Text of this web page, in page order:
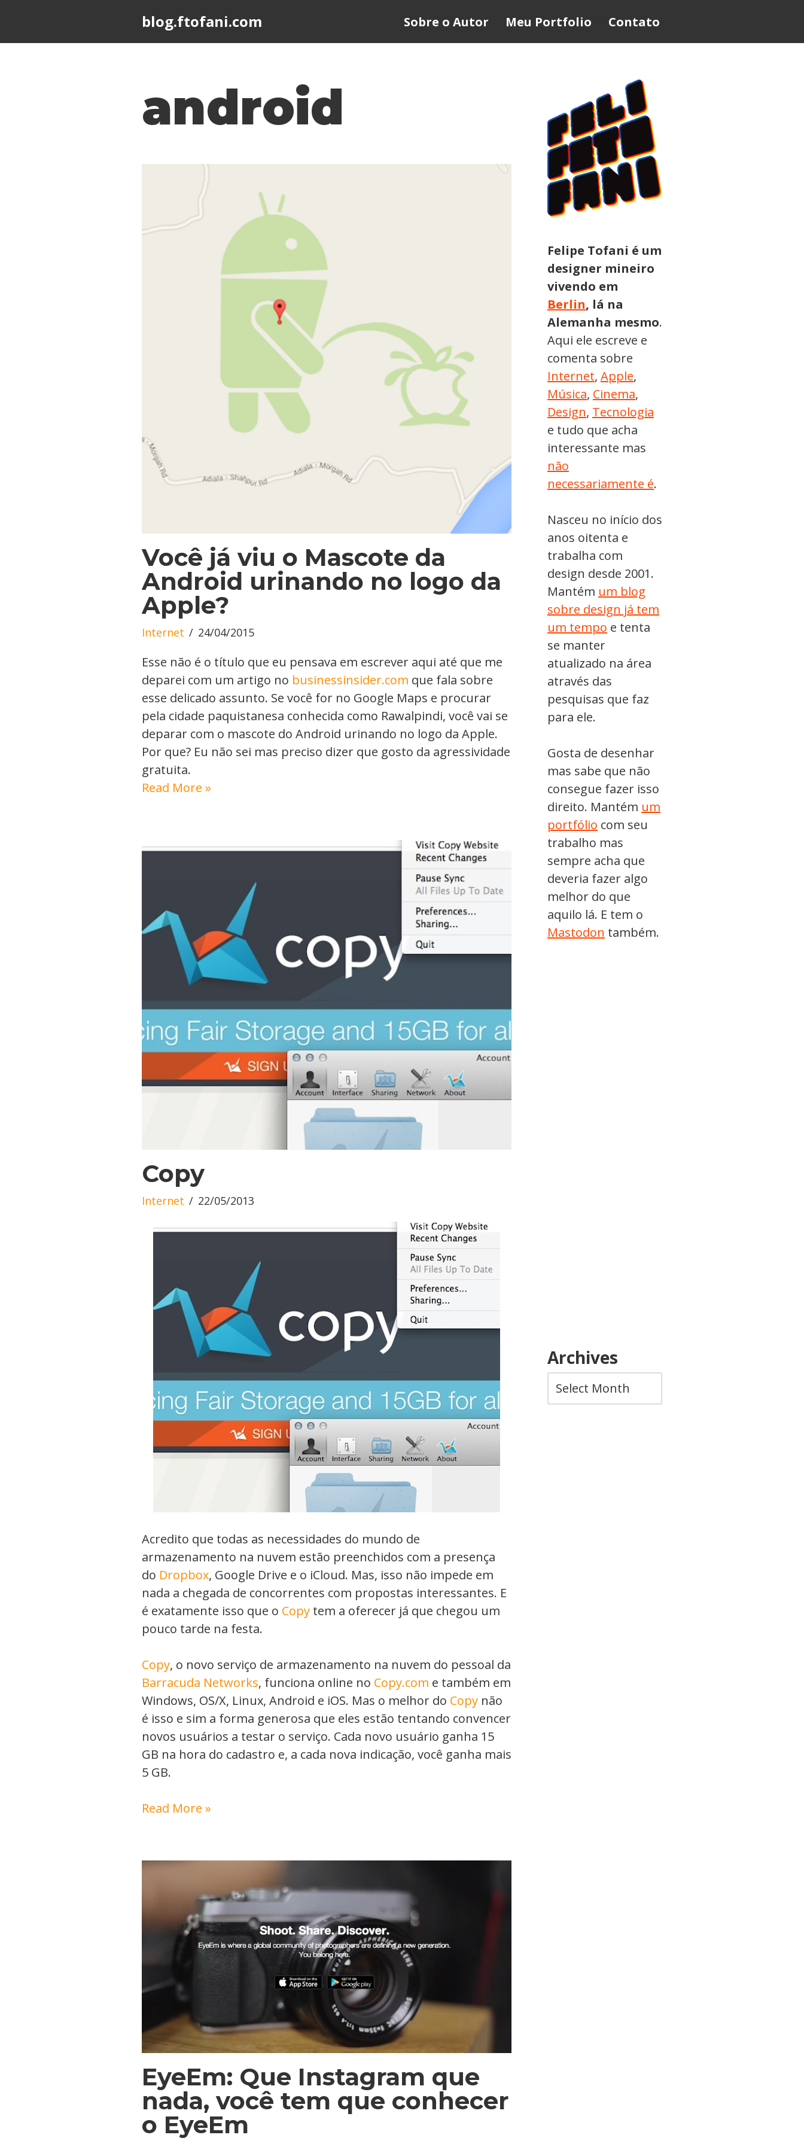
blog.ftofani.com Sobre o Autor Meu Portfolio Contato
android
Você já viu o Mascote da
Android urinando no logo da
Apple?
Internet 24/04/2015
Esse não é o título que eu pensava em escrever aqui até que me
deparei com um artigo no businessinsider.com que fala sobre
esse delicado assunto. Se você for no Google Maps e procurar
pela cidade paquistanesa conhecida como Rawalpindi, você vai se
deparar com o mascote do Android urinando no logo da Apple.
Por que? Eu não sei mas preciso dizer que gosto da agressividade
gratuita.
Read More »
Copy
Internet 22/05/2013
Acredito que todas as necessidades do mundo de
armazenamento na nuvem estão preenchidos com a presença
do Dropbox, Google Drive e o iCloud. Mas, isso não impede em
nada a chegada de concorrentes com propostas interessantes. E
é exatamente isso que o Copy tem a oferecer já que chegou um
pouco tarde na festa.
Copy, o novo serviço de armazenamento na nuvem do pessoal da
Barracuda Networks, funciona online no Copy.com e também em
Windows, OS/X, Linux, Android e iOS. Mas o melhor do Copy não
é isso e sim a forma generosa que eles estão tentando convencer
novos usuários a testar o serviço. Cada novo usuário ganha 15
GB na hora do cadastro e, a cada nova indicação, você ganha mais
5 GB.
Read More »
EyeEm: Que Instagram que
nada, você tem que conhecer
o EyeEm
Felipe Tofani é um
designer mineiro
vivendo em
Berlin, lá na
Alemanha mesmo.
Aqui ele escreve e
comenta sobre
Internet, Apple,
Música, Cinema,
Design, Tecnologia
e tudo que acha
interessante mas
não
necessariamente é.
Nasceu no início dos
anos oitenta e
trabalha com
design desde 2001.
Mantém um blog
sobre design já tem
um tempo e tenta
se manter
atualizado na área
através das
pesquisas que faz
para ele.
Gosta de desenhar
mas sabe que não
consegue fazer isso
direito. Mantém um
portfólio com seu
trabalho mas
sempre acha que
deveria fazer algo
melhor do que
aquilo lá. E tem o
Mastodon também.
Archives